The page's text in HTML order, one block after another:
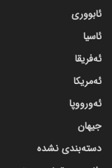
ئابووری
ئاسیا
ئەفریقا
ئەمریکا
ئەورووپا
جیهان
دسته‌بندی نشده